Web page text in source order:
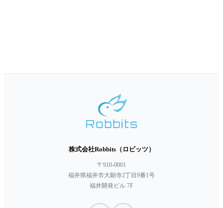
株式会社Robbits（ロビッツ）
〒910-0001
福井県福井市大願寺2丁目9番1号
福井開発ビル 7F